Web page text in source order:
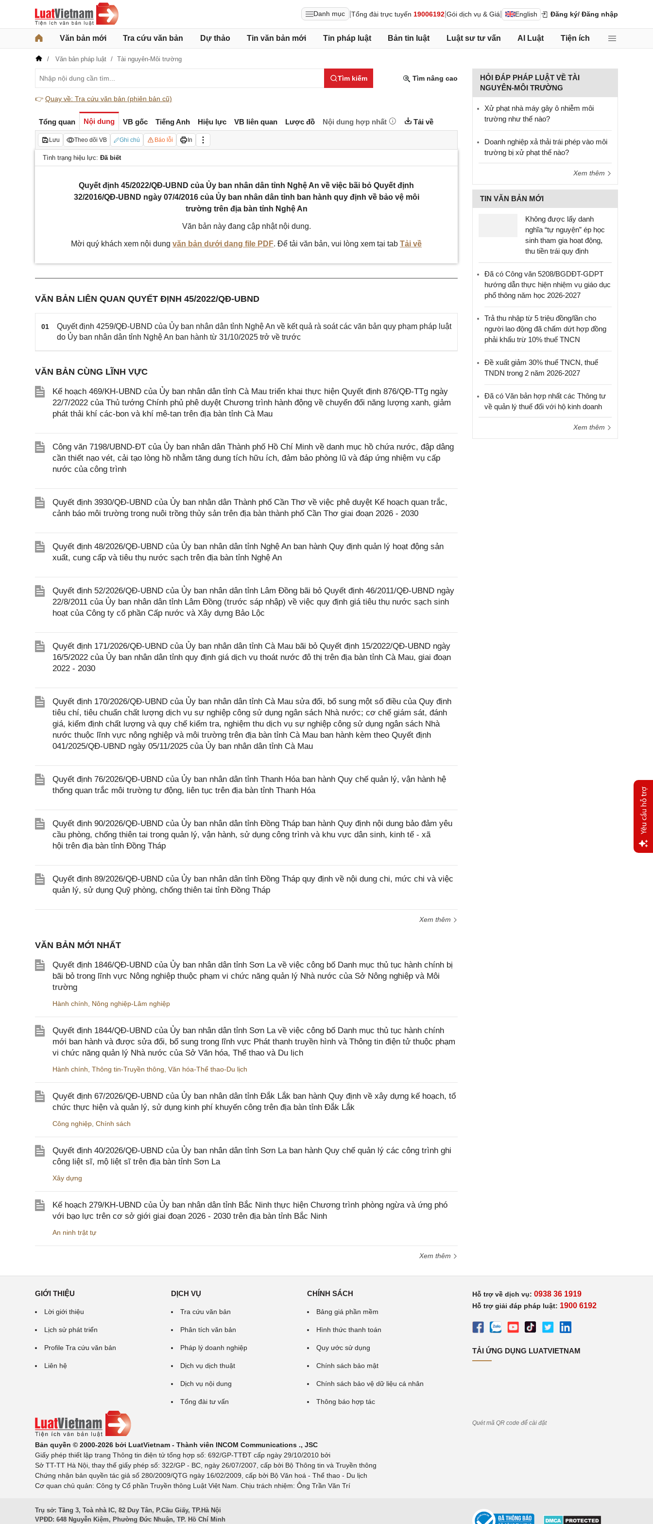
Danh mục Tổng đài trực tuyến 19006192 Gói dịch vụ & Giá English Đăng ký/ Đăng nhập
Văn bản mới Tra cứu văn bản Dự thảo Tin văn bản mới Tin pháp luật Bản tin luật Luật sư tư vấn AI Luật Tiện ích
Văn bản pháp luật Tài nguyên-Môi trường
Tìm kiếm Tìm nâng cao
👉 Quay về: Tra cứu văn bản (phiên bản cũ)
Tổng quan Nội dung VB gốc Tiếng Anh Hiệu lực VB liên quan Lược đồ Nội dung hợp nhất Tải về
Lưu Theo dõi VB Ghi chú Báo lỗi In
Tình trạng hiệu lực: Đã biết
Quyết định 45/2022/QĐ-UBND của Ủy ban nhân dân tỉnh Nghệ An về việc bãi bỏ Quyết định
32/2016/QĐ-UBND ngày 07/4/2016 của Ủy ban nhân dân tỉnh ban hành quy định về bảo vệ môi
trường trên địa bàn tỉnh Nghệ An
Văn bản này đang cập nhật nội dung.
Mời quý khách xem nội dung văn bản dưới dạng file PDF. Để tải văn bản, vui lòng xem tại tab Tải về
VĂN BẢN LIÊN QUAN QUYẾT ĐỊNH 45/2022/QĐ-UBND
01
Quyết định 4259/QĐ-UBND của Ủy ban nhân dân tỉnh Nghệ An về kết quả rà soát các văn bản quy phạm pháp luật
do Ủy ban nhân dân tỉnh Nghệ An ban hành từ 31/10/2025 trở về trước
VĂN BẢN CÙNG LĨNH VỰC
Kế hoạch 469/KH-UBND của Ủy ban nhân dân tỉnh Cà Mau triển khai thực hiện Quyết định 876/QĐ-TTg ngày
22/7/2022 của Thủ tướng Chính phủ phê duyệt Chương trình hành động về chuyển đổi năng lượng xanh, giảm
phát thải khí các-bon và khí mê-tan trên địa bàn tỉnh Cà Mau
Công văn 7198/UBND-ĐT của Ủy ban nhân dân Thành phố Hồ Chí Minh về danh mục hồ chứa nước, đập dâng
cần thiết nạo vét, cải tạo lòng hồ nhằm tăng dung tích hữu ích, đảm bảo phòng lũ và đáp ứng nhiệm vụ cấp
nước của công trình
Quyết định 3930/QĐ-UBND của Ủy ban nhân dân Thành phố Cần Thơ về việc phê duyệt Kế hoạch quan trắc,
cảnh báo môi trường trong nuôi trồng thủy sản trên địa bàn thành phố Cần Thơ giai đoạn 2026 - 2030
Quyết định 48/2026/QĐ-UBND của Ủy ban nhân dân tỉnh Nghệ An ban hành Quy định quản lý hoạt động sản
xuất, cung cấp và tiêu thụ nước sạch trên địa bàn tỉnh Nghệ An
Quyết định 52/2026/QĐ-UBND của Ủy ban nhân dân tỉnh Lâm Đồng bãi bỏ Quyết định 46/2011/QĐ-UBND ngày
22/8/2011 của Ủy ban nhân dân tỉnh Lâm Đồng (trước sáp nhập) về việc quy định giá tiêu thụ nước sạch sinh
hoạt của Công ty cổ phần Cấp nước và Xây dựng Bảo Lộc
Quyết định 171/2026/QĐ-UBND của Ủy ban nhân dân tỉnh Cà Mau bãi bỏ Quyết định 15/2022/QĐ-UBND ngày
16/5/2022 của Ủy ban nhân dân tỉnh quy định giá dịch vụ thoát nước đô thị trên địa bàn tỉnh Cà Mau, giai đoạn
2022 - 2030
Quyết định 170/2026/QĐ-UBND của Ủy ban nhân dân tỉnh Cà Mau sửa đổi, bổ sung một số điều của Quy định
tiêu chí, tiêu chuẩn chất lượng dịch vụ sự nghiệp công sử dụng ngân sách Nhà nước; cơ chế giám sát, đánh
giá, kiểm định chất lượng và quy chế kiểm tra, nghiệm thu dịch vụ sự nghiệp công sử dụng ngân sách Nhà
nước thuộc lĩnh vực nông nghiệp và môi trường trên địa bàn tỉnh Cà Mau ban hành kèm theo Quyết định
041/2025/QĐ-UBND ngày 05/11/2025 của Ủy ban nhân dân tỉnh Cà Mau
Quyết định 76/2026/QĐ-UBND của Ủy ban nhân dân tỉnh Thanh Hóa ban hành Quy chế quản lý, vận hành hệ
thống quan trắc môi trường tự động, liên tục trên địa bàn tỉnh Thanh Hóa
Quyết định 90/2026/QĐ-UBND của Ủy ban nhân dân tỉnh Đồng Tháp ban hành Quy định nội dung bảo đảm yêu
cầu phòng, chống thiên tai trong quản lý, vận hành, sử dụng công trình và khu vực dân sinh, kinh tế - xã
hội trên địa bàn tỉnh Đồng Tháp
Quyết định 89/2026/QĐ-UBND của Ủy ban nhân dân tỉnh Đồng Tháp quy định về nội dung chi, mức chi và việc
quản lý, sử dụng Quỹ phòng, chống thiên tai tỉnh Đồng Tháp
Xem thêm
VĂN BẢN MỚI NHẤT
Quyết định 1846/QĐ-UBND của Ủy ban nhân dân tỉnh Sơn La về việc công bố Danh mục thủ tục hành chính bị
bãi bỏ trong lĩnh vực Nông nghiệp thuộc phạm vi chức năng quản lý Nhà nước của Sở Nông nghiệp và Môi
trường
Hành chính Nông nghiệp-Lâm nghiệp
Quyết định 1844/QĐ-UBND của Ủy ban nhân dân tỉnh Sơn La về việc công bố Danh mục thủ tục hành chính
mới ban hành và được sửa đổi, bổ sung trong lĩnh vực Phát thanh truyền hình và Thông tin điện tử thuộc phạm
vi chức năng quản lý Nhà nước của Sở Văn hóa, Thể thao và Du lịch
Hành chính Thông tin-Truyền thông Văn hóa-Thể thao-Du lịch
Quyết định 67/2026/QĐ-UBND của Ủy ban nhân dân tỉnh Đắk Lắk ban hành Quy định về xây dựng kế hoạch, tổ
chức thực hiện và quản lý, sử dụng kinh phí khuyến công trên địa bàn tỉnh Đắk Lắk
Công nghiệp Chính sách
Quyết định 40/2026/QĐ-UBND của Ủy ban nhân dân tỉnh Sơn La ban hành Quy chế quản lý các công trình ghi
công liệt sĩ, mộ liệt sĩ trên địa bàn tỉnh Sơn La
Xây dựng
Kế hoạch 279/KH-UBND của Ủy ban nhân dân tỉnh Bắc Ninh thực hiện Chương trình phòng ngừa và ứng phó
với bạo lực trên cơ sở giới giai đoạn 2026 - 2030 trên địa bàn tỉnh Bắc Ninh
An ninh trật tự
Xem thêm
HỎI ĐÁP PHÁP LUẬT VỀ TÀI
NGUYÊN-MÔI TRƯỜNG
Xử phạt nhà máy gây ô nhiễm môi
trường như thế nào?
Doanh nghiệp xả thải trái phép vào môi
trường bị xử phạt thế nào?
Xem thêm
TIN VĂN BẢN MỚI
Không được lấy danh
nghĩa “tự nguyện” ép học
sinh tham gia hoạt động,
thu tiền trái quy định
Đã có Công văn 5208/BGDĐT-GDPT
hướng dẫn thực hiện nhiệm vụ giáo dục
phổ thông năm học 2026-2027
Trả thu nhập từ 5 triệu đồng/lần cho
người lao động đã chấm dứt hợp đồng
phải khấu trừ 10% thuế TNCN
Đề xuất giảm 30% thuế TNCN, thuế
TNDN trong 2 năm 2026-2027
Đã có Văn bản hợp nhất các Thông tư
về quản lý thuế đối với hộ kinh doanh
Xem thêm
GIỚI THIỆU
Lời giới thiệu
Lịch sử phát triển
Profile Tra cứu văn bản
Liên hệ
DỊCH VỤ
Tra cứu văn bản
Phân tích văn bản
Pháp lý doanh nghiệp
Dịch vụ dịch thuật
Dịch vụ nội dung
Tổng đài tư vấn
CHÍNH SÁCH
Bảng giá phần mềm
Hình thức thanh toán
Quy ước sử dụng
Chính sách bảo mật
Chính sách bảo vệ dữ liệu cá nhân
Thông báo hợp tác
Bản quyền © 2000-2026 bởi LuatVietnam - Thành viên INCOM Communications ., JSC
Giấy phép thiết lập trang Thông tin điện tử tổng hợp số: 692/GP-TTĐT cấp ngày 29/10/2010 bởi
Sở TT-TT Hà Nội, thay thế giấy phép số: 322/GP - BC, ngày 26/07/2007, cấp bởi Bộ Thông tin và Truyền thông
Chứng nhận bản quyền tác giả số 280/2009/QTG ngày 16/02/2009, cấp bởi Bộ Văn hoá - Thể thao - Du lịch
Cơ quan chủ quản: Công ty Cổ phần Truyền thông Luật Việt Nam. Chịu trách nhiệm: Ông Trần Văn Trí
Hỗ trợ về dịch vụ: 0938 36 1919
Hỗ trợ giải đáp pháp luật: 1900 6192
TẢI ỨNG DỤNG LUATVIETNAM
Quét mã QR code để cài đặt
Trụ sở: Tầng 3, Toà nhà IC, 82 Duy Tân, P.Cầu Giấy, TP.Hà Nội
VPĐD: 648 Nguyễn Kiệm, Phường Đức Nhuận, TP. Hồ Chí Minh